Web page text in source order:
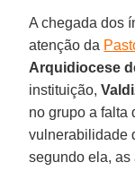
A chegada dos
atenção da
Arquidiocese
instituição,
no grupo a falta
vulnerabilidade
segundo ela,